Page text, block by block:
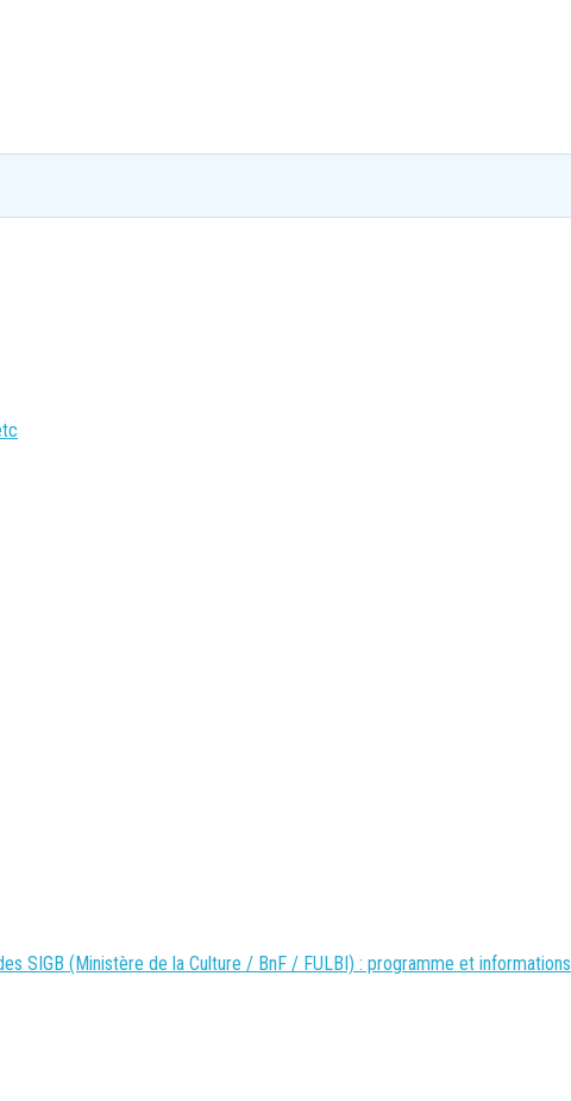
SIGB (Ministère de la Culture / BnF / FULBI) : programme et informations